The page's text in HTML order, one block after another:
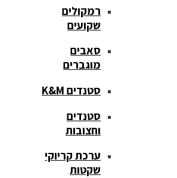
רמקולים
שקועים
סאבים
מוגברים
סטנדים K&M
סטנדים
וחצובות
ערכת קריוקי
שקטות